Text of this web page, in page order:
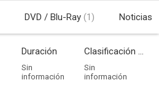
DVD / Blu-Ray (1) Noticias
Duración
Sin
información
Clasificación por edades
Sin
información